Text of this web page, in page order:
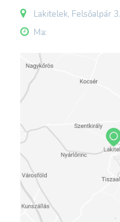
Lakitelek, Felsőalpár 3.
Ma: